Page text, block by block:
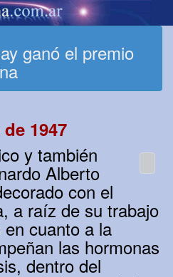
ganó el premio
1947
y también
Alberto
con el
a raíz de su trabajo
cuanto a la
las hormonas
dentro del